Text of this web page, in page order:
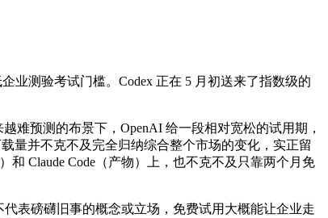
业测验考试门槛。Codex 正在 5 月初送来了指数级的
预测的布景下，OpenAI 给一段相对宽松的试用期，
量并不克不及完全归纳综合整个市场的变化，实正留
Claude Code（产物）上，也不克不及只靠两个月免
表磅礴旧事的概念或立场，免费试用大概能让企业走